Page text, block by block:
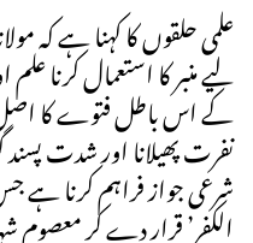
علمی حلقوں کا کہنا ہے کہ
لیے منبر کا استعمال کرنا
کے اس باطل فتوے کا
نفرت پھیلانا اور شدت
شرعی جواز فراہم کرنا ہے
الکفر’ قرار دے کر معصوم